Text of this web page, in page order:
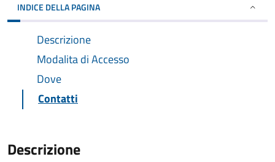
INDICE DELLA PAGINA
Descrizione
Modalita di Accesso
Dove
Contatti
Descrizione